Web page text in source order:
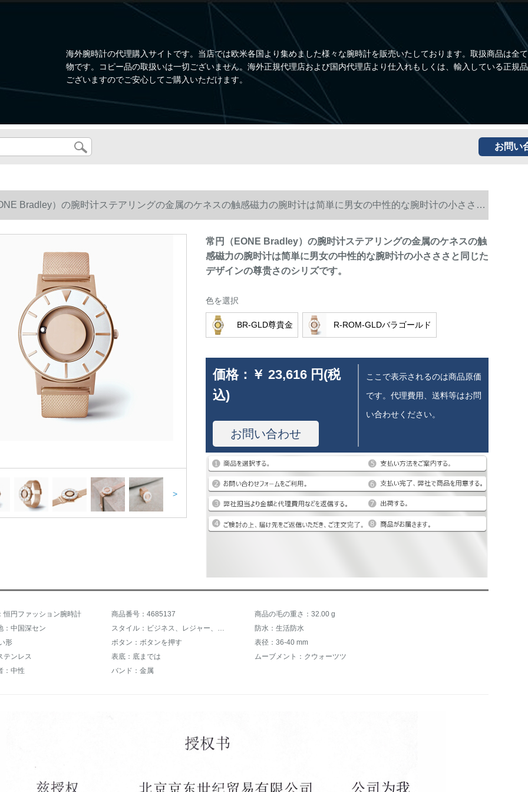
海外腕時計の代理購入サイトです。当店では欧米各国より集めました様々な腕時計を販売いたしております。取扱商品は全
物です。コピー品の取扱いは一切ございません。海外正規代理店および国内代理店より仕入れもしくは、輸入している正規
ございますのでご安心してご購入いただけます。
お問い
Bradley）の腕时计ステアリングの金属のケネスの触感磁力の腕时计は简単に男女の中性的な腕时计の小さささ
インの尊贵さのシリズです。
>
常円（EONE Bradley）の腕时计ステアリングの金属のケネスの触
感磁力の腕时计は简単に男女の中性的な腕时计の小さささと同じた
デザインの尊贵さのシリズです。
色を選択
BR-GLD尊貴金 R-ROM-GLDバラゴールド
価格： ￥ 23,616 円(税
込)
お問い合わせ
ここで表示されるのは商品原価
です。代理費用、送料等はお問
い合わせください。
恒円ファッション腕時計 商品番号：4685137
商品の毛の重さ：32.00 g
：中国深セン
スタイル：ビジネス、レジャー、スポーツ、ファッション、シンプル
防水：生活防水
形
ボタン：ボタンを押す
表径：36-40 mm
テンレス
表底：底までは
ムーブメント：クウォーツツ
：中性
バンド：金属